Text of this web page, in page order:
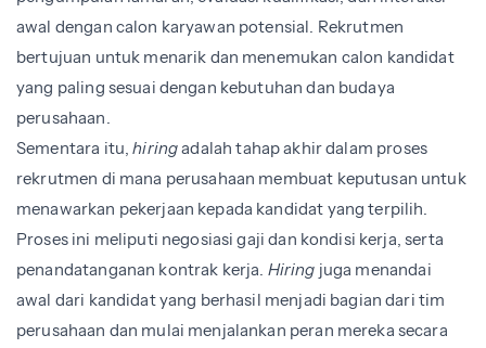
awal dengan calon karyawan potensial. Rekrutmen
bertujuan untuk menarik dan menemukan calon kandidat
yang paling sesuai dengan kebutuhan dan budaya
perusahaan.
Sementara itu,hiringadalah tahap akhir dalam proses
rekrutmen di mana perusahaan membuat keputusan untuk
menawarkan pekerjaan kepada kandidat yang terpilih.
Proses ini meliputi negosiasi gaji dan kondisi kerja, serta
penandatanganan kontrak kerja. Hiring juga menandai
awal dari kandidat yang berhasil menjadi bagian dari tim
perusahaan dan mulai menjalankan peran mereka secara